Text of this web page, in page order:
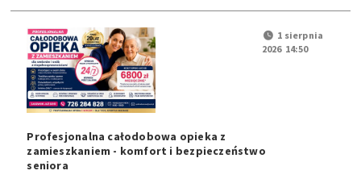
1 sierpnia
2026 14:50
Profesjonalna całodobowa opieka z
zamieszkaniem - komfort i bezpieczeństwo
seniora